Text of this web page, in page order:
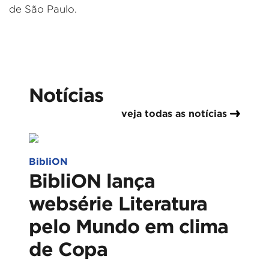
de São Paulo.
Notícias
veja todas as notícias
BibliON
BibliON lança
websérie Literatura
pelo Mundo em clima
de Copa